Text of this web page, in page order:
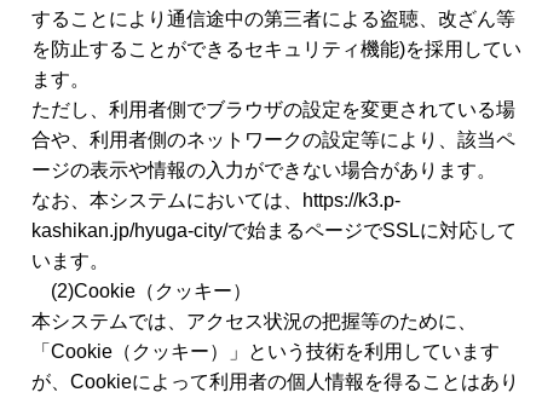
することにより通信途中の第三者による盗聴、改ざん等
を防止することができるセキュリティ機能)を採用してい
ます。
ただし、利用者側でブラウザの設定を変更されている場
合や、利用者側のネットワークの設定等により、該当ペ
ージの表示や情報の入力ができない場合があります。
なお、本システムにおいては、https://k3.p-
kashikan.jp/hyuga-city/で始まるページでSSLに対応して
います。
(2)Cookie（クッキー）
本システムでは、アクセス状況の把握等のために、
「Cookie（クッキー）」という技術を利用しています
が、Cookieによって利用者の個人情報を得ることはあり